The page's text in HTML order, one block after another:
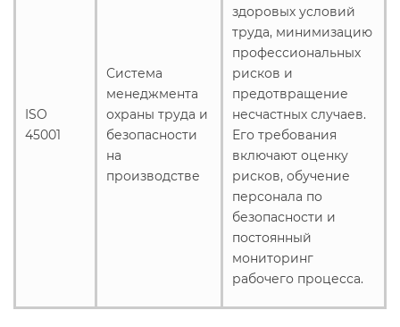
ISO
45001
Система
менеджмента
охраны труда и
безопасности
на
производстве
здоровых условий
труда, минимизацию
профессиональных
рисков и
предотвращение
несчастных случаев.
Его требования
включают оценку
рисков, обучение
персонала по
безопасности и
постоянный
мониторинг
рабочего процесса.